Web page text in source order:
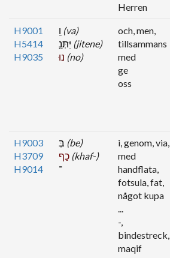
Herren
H9001
H5414
H9035
(va)
(jitene)
(no)
och, men,
tillsammans
med
ge
oss
H9003
H3709
H9014
(be)
(khaf-)
־
i, genom, via,
med
handflata,
fotsula, fat,
något kupa
...
-,
bindestreck,
maqif